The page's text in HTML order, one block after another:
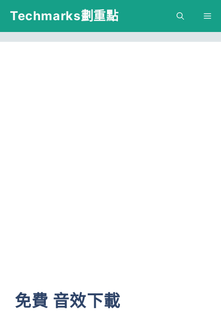
跳
主
Techmarks劃重點
免費 音效下載